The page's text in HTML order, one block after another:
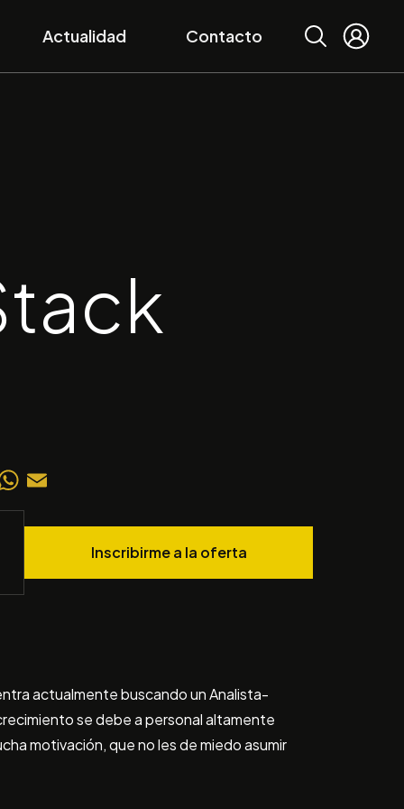
Actualidad Contacto
Buscar
Email
Inscribirme a la oferta
actualmente buscando un Analista-
se debe a personal altamente
motivación, que no les de miedo asumir